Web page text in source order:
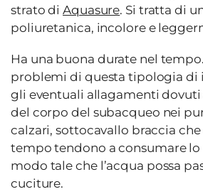
strato diAquasure. Si tratta di
poliuretanica, incolore e
Ha una buona durate nel
problemi di questa tipologia di
gli eventuali allagamenti
del corpo del subacqueo nei
calzari, sottocavallo braccia che
tempo tendono a consumare
modo tale che l’acqua possa
cuciture.